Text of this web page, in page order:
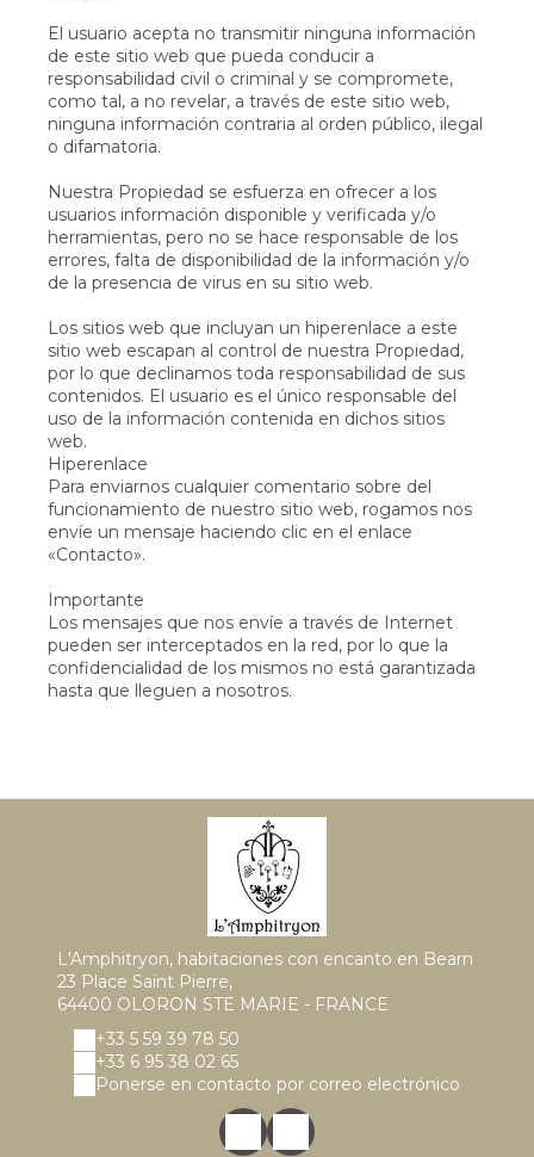
El usuario acepta no transmitir ninguna información
de este sitio web que pueda conducir a
responsabilidad civil o criminal y se compromete,
como tal, a no revelar, a través de este sitio web,
ninguna información contraria al orden público, ilegal
o difamatoria.
Nuestra Propiedad se esfuerza en ofrecer a los
usuarios información disponible y verificada y/o
herramientas, pero no se hace responsable de los
errores, falta de disponibilidad de la información y/o
de la presencia de virus en su sitio web.
Los sitios web que incluyan un hiperenlace a este
sitio web escapan al control de nuestra Propiedad,
por lo que declinamos toda responsabilidad de sus
contenidos. El usuario es el único responsable del
uso de la información contenida en dichos sitios
web.
Hiperenlace
Para enviarnos cualquier comentario sobre del
funcionamiento de nuestro sitio web, rogamos nos
envíe un mensaje haciendo clic en el enlace
«Contacto».
Importante
Los mensajes que nos envíe a través de Internet
pueden ser interceptados en la red, por lo que la
confidencialidad de los mismos no está garantizada
hasta que lleguen a nosotros.
L'Amphitryon, habitaciones con encanto en Bearn
23 Place Saint Pierre,
64400 OLORON STE MARIE - FRANCE
+33 5 59 39 78 50
+33 6 95 38 02 65
Ponerse en contacto por correo electrónico